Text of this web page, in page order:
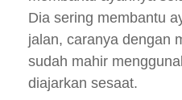
Dia sering membantu
jalan, caranya dengan
sudah mahir
diajarkan sesaat.